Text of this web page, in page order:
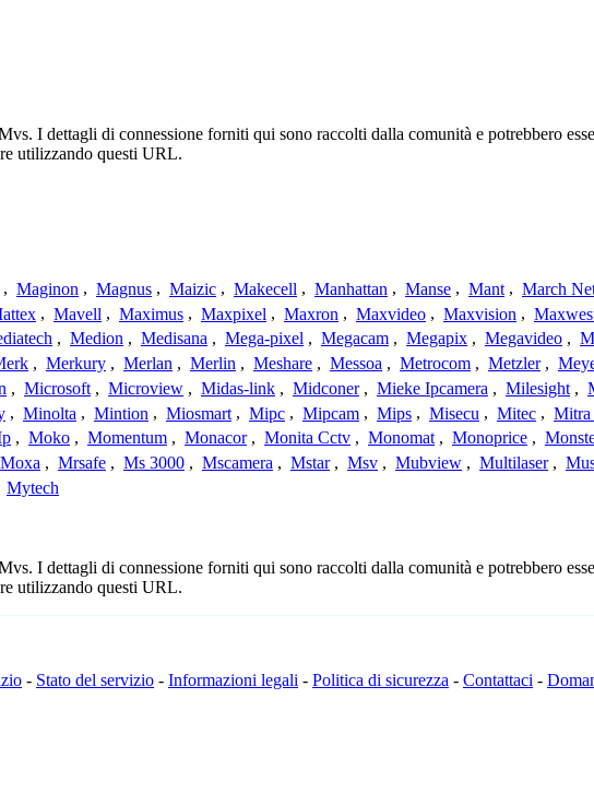
I dettagli di connessione forniti qui sono raccolti dalla comunità e potrebbero
utilizzando questi URL.
, Maginon , Magnus , Maizic , Makecell , Manhattan , Manse , Mant , March
, Mavell , Maximus , Maxpixel , Maxron , Maxvideo , Maxvision ,
, Medion , Medisana , Mega-pixel , Megacam , Megapix , Megavideo ,
, Merkury , Merlan , Merlin , Meshare , Messoa , Metrocom , Metzler ,
, Microsoft , Microview , Midas-link , Midconer , Mieke Ipcamera , Milesight ,
, Minolta , Mintion , Miosmart , Mipc , Mipcam , Mips , Misecu , Mitec , Mitra
, Moko , Momentum , Monacor , Monita Cctv , Monomat , Monoprice ,
Moxa , Mrsafe , Ms 3000 , Mscamera , Mstar , Msv , Mubview , Multilaser ,
Mytech
I dettagli di connessione forniti qui sono raccolti dalla comunità e potrebbero
utilizzando questi URL.
- Stato del servizio - Informazioni legali - Politica di sicurezza - Contattaci -